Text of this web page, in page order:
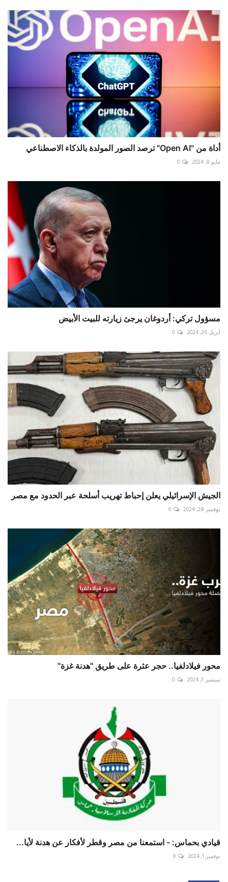
أداة من "Open AI" ترصد الصور المولدة بالذكاء الاصطناعي
مايو 8, 2024 0
مسؤول تركي: أردوغان يرجئ زيارته للبيت الأبيض
أبريل 26, 2024 0
الجيش الإسرائيلي يعلن إحباط تهريب أسلحة عبر الحدود مع مصر
نوفمبر 28, 2024 0
محور فيلادلفيا.. حجر عثرة على طريق "هدنة غزة"
سبتمبر 7, 2024 0
قيادي بحماس: - استمعنا من مصر وقطر لأفكار عن هدنة لأيا...
نوفمبر 1, 2024 0